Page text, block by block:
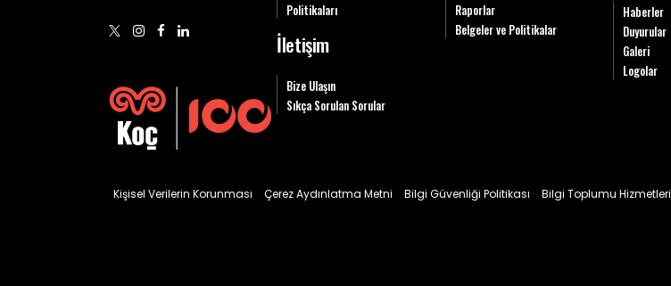
Politikaları
İletişim
Bize Ulaşın
Sıkça Sorulan Sorular
Raporlar
Belgeler ve Politikalar
Haberler
Duyurular
Galeri
Logolar
Kişisel Verilerin Korunması Çerez Aydınlatma Metni Bilgi Güvenliği Politikası Bilgi Toplumu Hizmetleri